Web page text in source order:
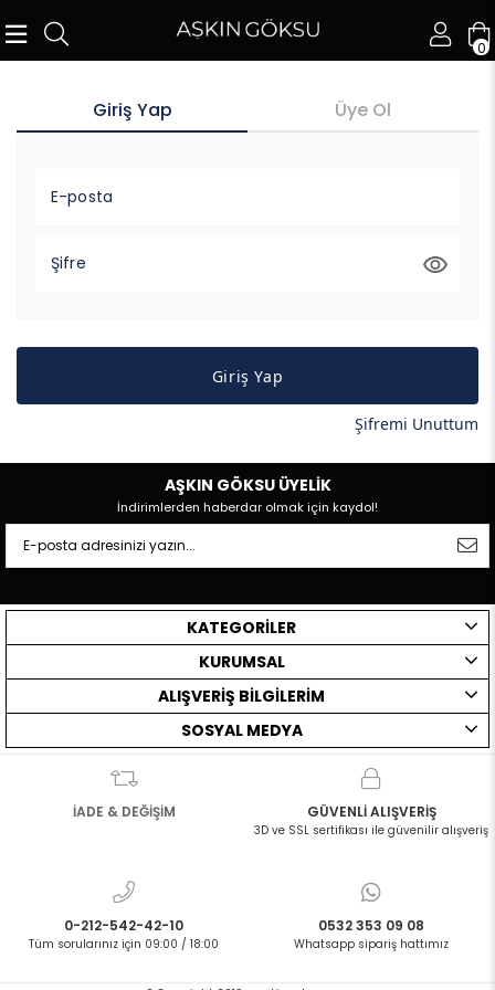
0
Giriş Yap Üye Ol
E-posta
Şifre
Giriş Yap
Şifremi Unuttum
AŞKIN GÖKSU ÜYELİK
İndirimlerden haberdar olmak için kaydol!
KATEGORİLER
KURUMSAL
ALIŞVERİŞ BİLGİLERİM
SOSYAL MEDYA
İADE & DEĞİŞİM GÜVENLİ ALIŞVERİŞ
3D ve SSL sertifikası ile güvenilir alışveriş
0-212-542-42-10
Tüm sorularınız için 09:00 / 18:00
0532 353 09 08
Whatsapp sipariş hattımız